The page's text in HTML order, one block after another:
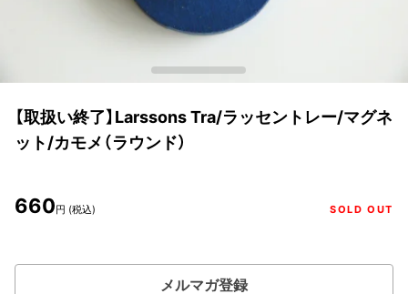
【取扱い終了】Larssons Tra/ラッセントレー/マグネ
ット/カモメ（ラウンド）
660円 (税込) SOLD OUT
メルマガ登録